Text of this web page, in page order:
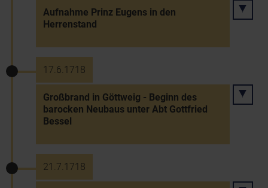
Aufnahme Prinz Eugens in den
Herrenstand
17.6.1718
Großbrand in Göttweig - Beginn des
barocken Neubaus unter Abt Gottfried
Bessel
21.7.1718